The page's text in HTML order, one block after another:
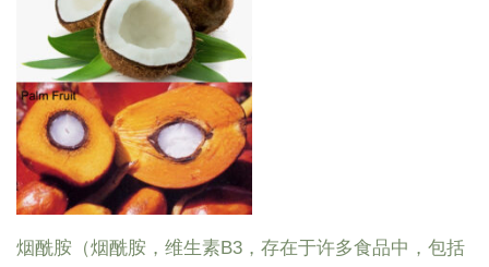
烟酰胺（烟酰胺，维生素B3，存在于许多食品中，包括